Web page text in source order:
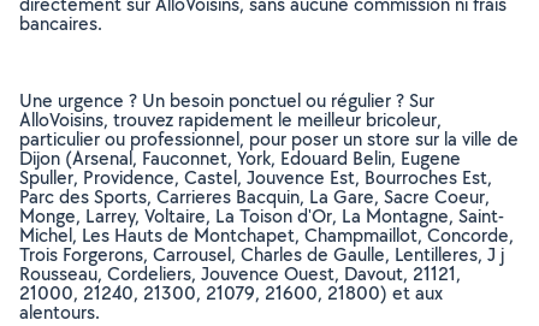
bancaires.
Une urgence ? Un besoin ponctuel ou régulier ? Sur
AlloVoisins, trouvez rapidement le meilleur bricoleur,
particulier ou professionnel, pour poser un store sur la ville de
Dijon (Arsenal, Fauconnet, York, Edouard Belin, Eugene
Spuller, Providence, Castel, Jouvence Est, Bourroches Est,
Parc des Sports, Carrieres Bacquin, La Gare, Sacre Coeur,
Monge, Larrey, Voltaire, La Toison d'Or, La Montagne, Saint-
Michel, Les Hauts de Montchapet, Champmaillot, Concorde,
Trois Forgerons, Carrousel, Charles de Gaulle, Lentilleres, J j
Rousseau, Cordeliers, Jouvence Ouest, Davout, 21121,
21000, 21240, 21300, 21079, 21600, 21800) et aux
alentours.